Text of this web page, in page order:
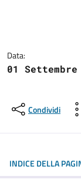
Data:
01 Settembre
Condividi
INDICE DELLA